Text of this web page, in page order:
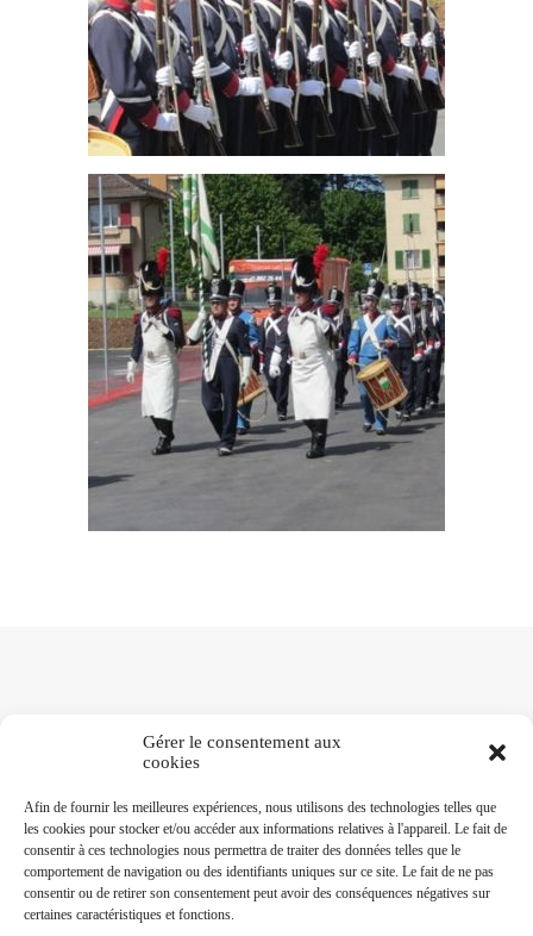
Gérer le consentement aux
cookies
Afin de fournir les meilleures expériences, nous utilisons des technologies telles que
les cookies pour stocker et/ou accéder aux informations relatives à l'appareil. Le fait de
consentir à ces technologies nous permettra de traiter des données telles que le
comportement de navigation ou des identifiants uniques sur ce site. Le fait de ne pas
consentir ou de retirer son consentement peut avoir des conséquences négatives sur
certaines caractéristiques et fonctions.
NOTRE RÉSEAU
Les Mousquetaires Vaudois
Société des Vieux-Grenadiers de Genève
Contingent des Grenadiers fribourgeois